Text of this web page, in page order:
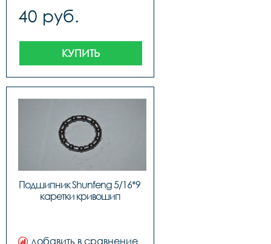
40 руб.
КУПИТЬ
Подшипник Shunfeng 5/16*9
каретки кривошип
добавить в сравнение